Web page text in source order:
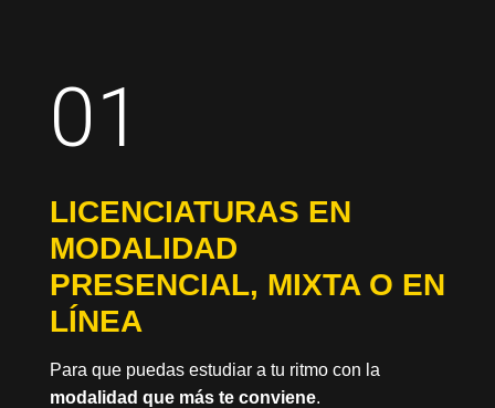
01
LICENCIATURAS EN
MODALIDAD
PRESENCIAL, MIXTA O EN
LÍNEA
Para que puedas estudiar a tu ritmo con la
modalidad que más te conviene.